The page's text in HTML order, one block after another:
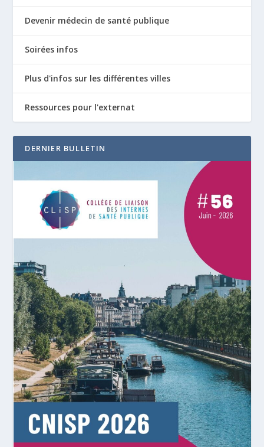
Devenir médecin de santé publique
Soirées infos
Plus d'infos sur les différentes villes
Ressources pour l'externat
DERNIER BULLETIN